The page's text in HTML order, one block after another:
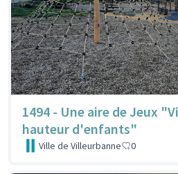
1494 - Une aire de Jeux
hauteur d'enfants"
Ville de Villeurbanne 0